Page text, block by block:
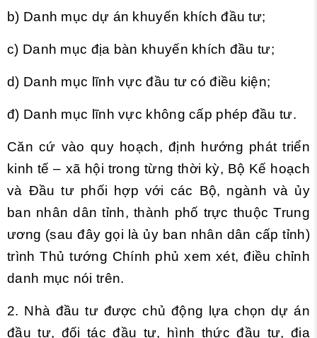
b) Danh mục dự án khuyến khích đầu tư;
c) Danh mục địa bàn khuyến khích đầu tư;
d) Danh mục lĩnh vực đầu tư có điều kiện;
đ) Danh mục lĩnh vực không cấp phép đầu tư.
Căn cứ vào quy hoạch, định hướng phát triển
kinh tế – xã hội trong từng thời kỳ, Bộ Kế hoạch
và Đầu tư phối hợp với các Bộ, ngành và ủy
ban nhân dân tỉnh, thành phố trực thuộc Trung
ương (sau đây gọi là ủy ban nhân dân cấp tỉnh)
trình Thủ tướng Chính phủ xem xét, điều chỉnh
danh mục nói trên.
2. Nhà đầu tư được chủ động lựa chọn dự án
đầu tư, đối tác đầu tư, hình thức đầu tư, địa